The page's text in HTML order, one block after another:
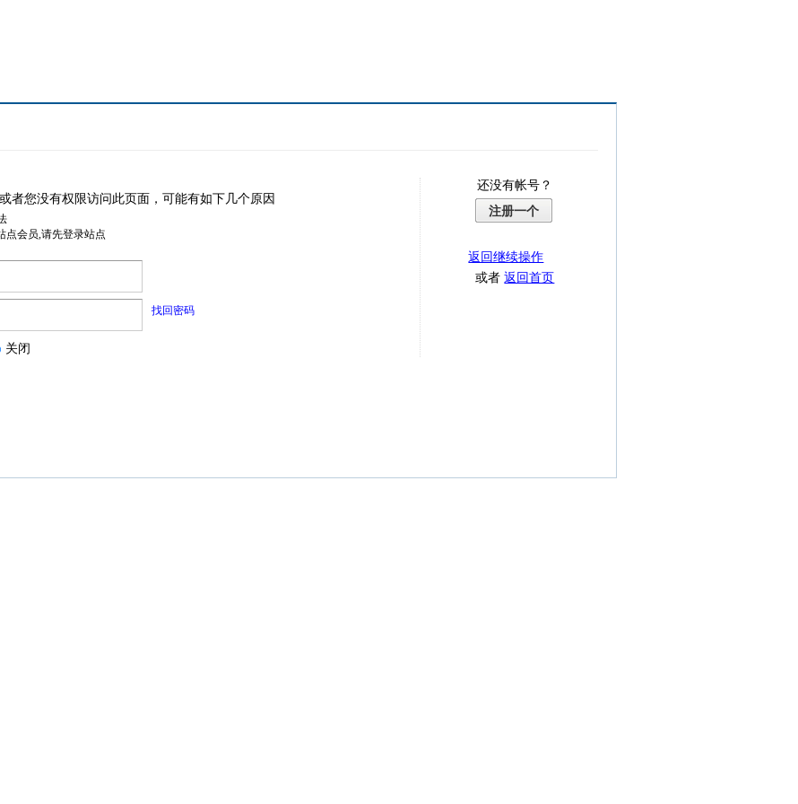
者您没有权限访问此页面，可能有如下几个原因
点会员,请先登录站点
找回密码
关闭
还没有帐号？
注册一个
返回继续操作
或者返回首页